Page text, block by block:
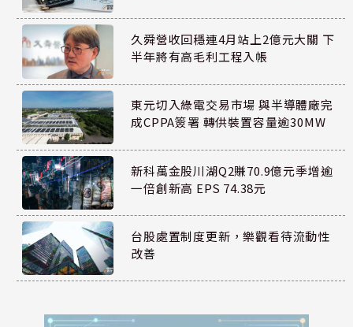
久舜營收回穩連4月站上2億元大關 下
半年將有高毛利工程入帳
東元切入綠電交易市場 與半導體廠完
成CPPA簽署 轉供裝置容量逾30MW
新科萬金股川湖Q2賺70.9億元季增逾
一倍創新高 EPS 74.38元
台股處置制度更新，樂觀看待流動性
改善